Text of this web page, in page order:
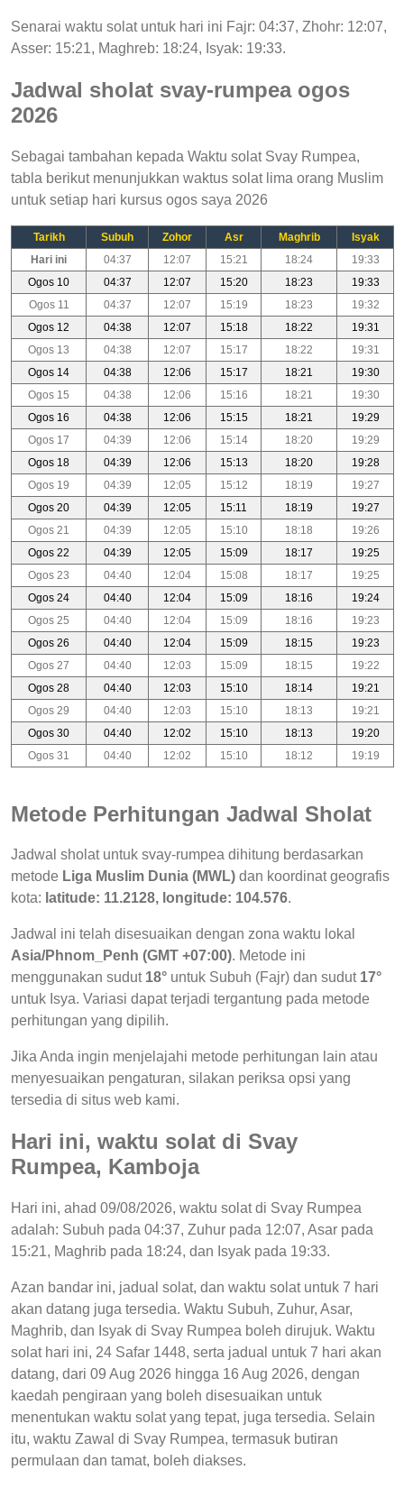
Senarai waktu solat untuk hari ini Fajr: 04:37, Zhohr: 12:07,
Asser: 15:21, Maghreb: 18:24, Isyak: 19:33.
Jadwal sholat svay-rumpea ogos
2026
Sebagai tambahan kepada Waktu solat Svay Rumpea,
tabla berikut menunjukkan waktus solat lima orang Muslim
untuk setiap hari kursus ogos saya 2026
Tarikh Subuh Zohor Asr Maghrib
Isyak
Hari ini
04:37 12:07 15:21 18:24
19:33
Ogos 10
04:37 12:07 15:20 18:23
19:33
Ogos 11
04:37 12:07 15:19 18:23
19:32
Ogos 12
04:38 12:07 15:18 18:22
19:31
Ogos 13
04:38 12:07 15:17 18:22
19:31
Ogos 14
04:38 12:06 15:17 18:21
19:30
Ogos 15
04:38 12:06 15:16 18:21
19:30
Ogos 16
04:38 12:06 15:15 18:21
19:29
Ogos 17
04:39 12:06 15:14 18:20
19:29
Ogos 18
04:39 12:06 15:13 18:20
19:28
Ogos 19
04:39 12:05 15:12 18:19
19:27
Ogos 20
04:39 12:05 15:11 18:19
19:27
Ogos 21
04:39 12:05 15:10 18:18
19:26
Ogos 22
04:39 12:05 15:09 18:17
19:25
Ogos 23
04:40 12:04 15:08 18:17
19:25
Ogos 24
04:40 12:04 15:09 18:16
19:24
Ogos 25
04:40 12:04 15:09 18:16
19:23
Ogos 26
04:40 12:04 15:09 18:15
19:23
Ogos 27
04:40 12:03 15:09 18:15
19:22
Ogos 28
04:40 12:03 15:10 18:14
19:21
Ogos 29
04:40 12:03 15:10 18:13
19:21
Ogos 30
04:40 12:02 15:10 18:13
19:20
Ogos 31
04:40 12:02 15:10 18:12 19:19
Metode Perhitungan Jadwal Sholat
Jadwal sholat untuk svay-rumpea dihitung berdasarkan
metode Liga Muslim Dunia (MWL) dan koordinat geografis
kota: latitude: 11.2128, longitude: 104.576.
Jadwal ini telah disesuaikan dengan zona waktu lokal
Asia/Phnom_Penh (GMT +07:00). Metode ini
menggunakan sudut 18° untuk Subuh (Fajr) dan sudut 17°
untuk Isya. Variasi dapat terjadi tergantung pada metode
perhitungan yang dipilih.
Jika Anda ingin menjelajahi metode perhitungan lain atau
menyesuaikan pengaturan, silakan periksa opsi yang
tersedia di situs web kami.
Hari ini, waktu solat di Svay
Rumpea, Kamboja
Hari ini, ahad 09/08/2026, waktu solat di Svay Rumpea
adalah: Subuh pada 04:37, Zuhur pada 12:07, Asar pada
15:21, Maghrib pada 18:24, dan Isyak pada 19:33.
Azan bandar ini, jadual solat, dan waktu solat untuk 7 hari
akan datang juga tersedia. Waktu Subuh, Zuhur, Asar,
Maghrib, dan Isyak di Svay Rumpea boleh dirujuk. Waktu
solat hari ini, 24 Safar 1448, serta jadual untuk 7 hari akan
datang, dari 09 Aug 2026 hingga 16 Aug 2026, dengan
kaedah pengiraan yang boleh disesuaikan untuk
menentukan waktu solat yang tepat, juga tersedia. Selain
itu, waktu Zawal di Svay Rumpea, termasuk butiran
permulaan dan tamat, boleh diakses.